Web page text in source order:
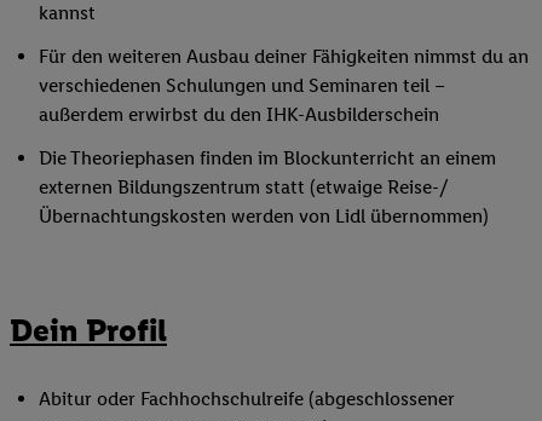
kannst
Für den weiteren Ausbau deiner Fähigkeiten nimmst du an
verschiedenen Schulungen und Seminaren teil –
außerdem erwirbst du den IHK-Ausbilderschein
Die Theoriephasen finden im Blockunterricht an einem
externen Bildungszentrum statt (etwaige Reise-/
Übernachtungskosten werden von Lidl übernommen)
Dein Profil
Abitur oder Fachhochschulreife (abgeschlossener